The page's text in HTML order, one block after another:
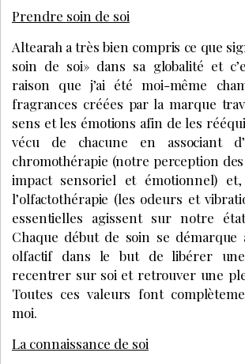
Prendre soin de soi
Altearah a très bien compris ce que
soin de soi» dans sa globalité et
raison que j’ai été moi-même
fragrances créées par la marque
sens et les émotions afin de les
vécu de chacune en associant
chromothérapie (notre perception
impact sensoriel et émotionnel)
l’olfactothérapie (les odeurs et
essentielles agissent sur notre
Chaque début de soin se
olfactif dans le but de libérer
recentrer sur soi et retrouver une
Toutes ces valeurs font
moi.
La connaissance de soi